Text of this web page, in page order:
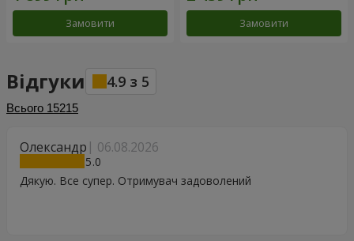
Замовити Замовити
Відгуки 4.9 з 5
Всього 15215
Олександр 06.08.2026
5
Дякую. Все супер. Отримувач задоволений